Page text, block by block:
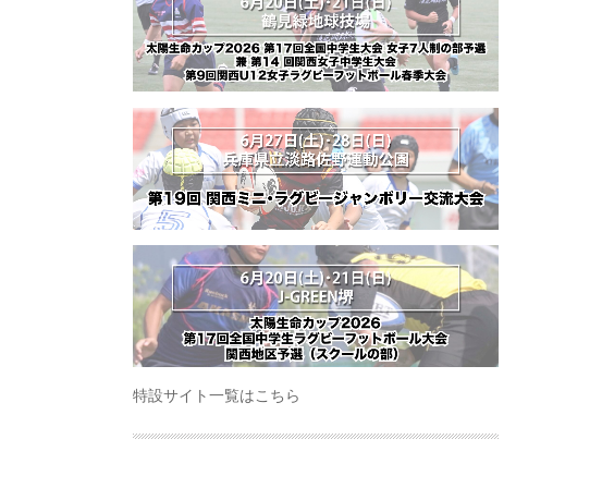
特設サイト一覧はこちら